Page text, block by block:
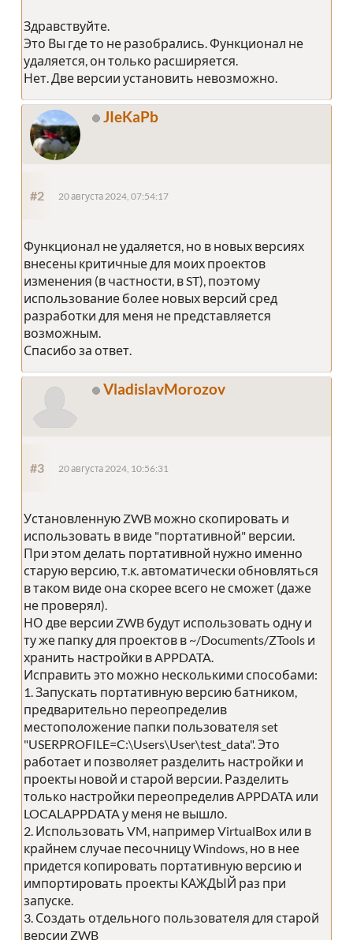
Здравствуйте.
Это Вы где то не разобрались. Функционал не
удаляется, он только расширяется.
Нет. Две версии установить невозможно.
JIeKaPb
#2 20 августа 2024, 07:54:17
Функционал не удаляется, но в новых версиях
внесены критичные для моих проектов
изменения (в частности, в ST), поэтому
использование более новых версий сред
разработки для меня не представляется
возможным.
Спасибо за ответ.
VladislavMorozov
#3 20 августа 2024, 10:56:31
Установленную ZWB можно скопировать и
использовать в виде "портативной" версии.
При этом делать портативной нужно именно
старую версию, т.к. автоматически обновляться
в таком виде она скорее всего не сможет (даже
не проверял).
НО две версии ZWB будут использовать одну и
ту же папку для проектов в ~/Documents/ZTools и
хранить настройки в APPDATA.
Исправить это можно несколькими способами:
1. Запускать портативную версию батником,
предварительно переопределив
местоположение папки пользователя set
"USERPROFILE=C:\Users\User\test_data". Это
работает и позволяет разделить настройки и
проекты новой и старой версии. Разделить
только настройки переопределив APPDATA или
LOCALAPPDATA у меня не вышло.
2. Использовать VM, например VirtualBox или в
крайнем случае песочницу Windows, но в нее
придется копировать портативную версию и
импортировать проекты КАЖДЫЙ раз при
запуске.
3. Создать отдельного пользователя для старой
версии ZWB